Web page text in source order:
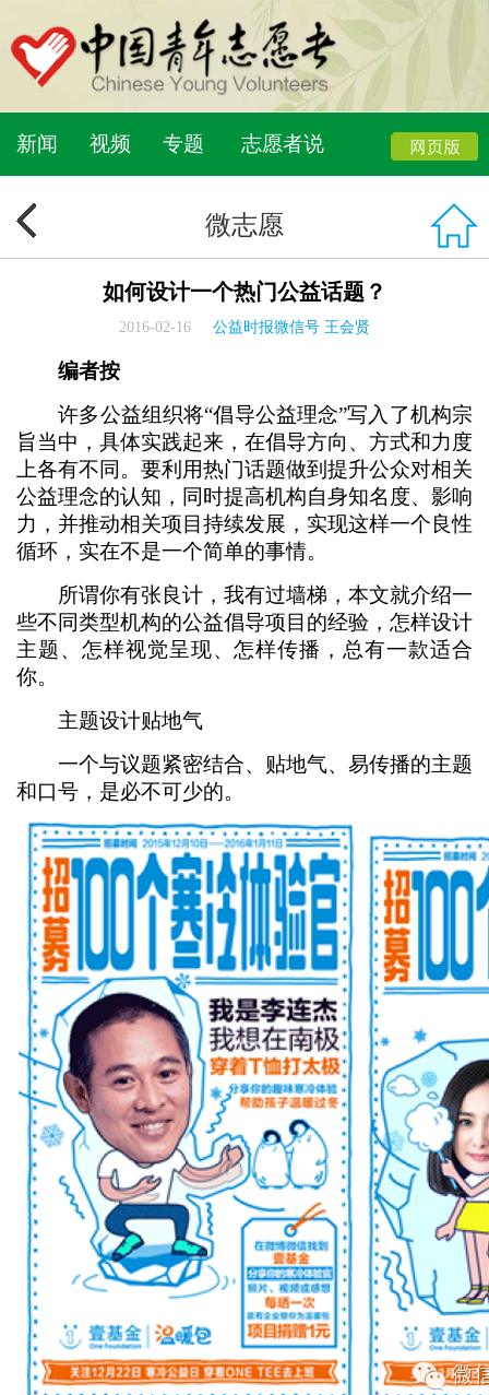
新闻 视频 专题 志愿者说
微志愿
如何设计一个热门公益话题？
2016-02-16 公益时报微信号 王会贤
编者按
许多公益组织将“倡导公益理念”写入了机构宗
旨当中，具体实践起来，在倡导方向、方式和力度
上各有不同。要利用热门话题做到提升公众对相关
公益理念的认知，同时提高机构自身知名度、影响
力，并推动相关项目持续发展，实现这样一个良性
循环，实在不是一个简单的事情。
所谓你有张良计，我有过墙梯，本文就介绍一
些不同类型机构的公益倡导项目的经验，怎样设计
主题、怎样视觉呈现、怎样传播，总有一款适合
你。
主题设计贴地气
一个与议题紧密结合、贴地气、易传播的主题
和口号，是必不可少的。